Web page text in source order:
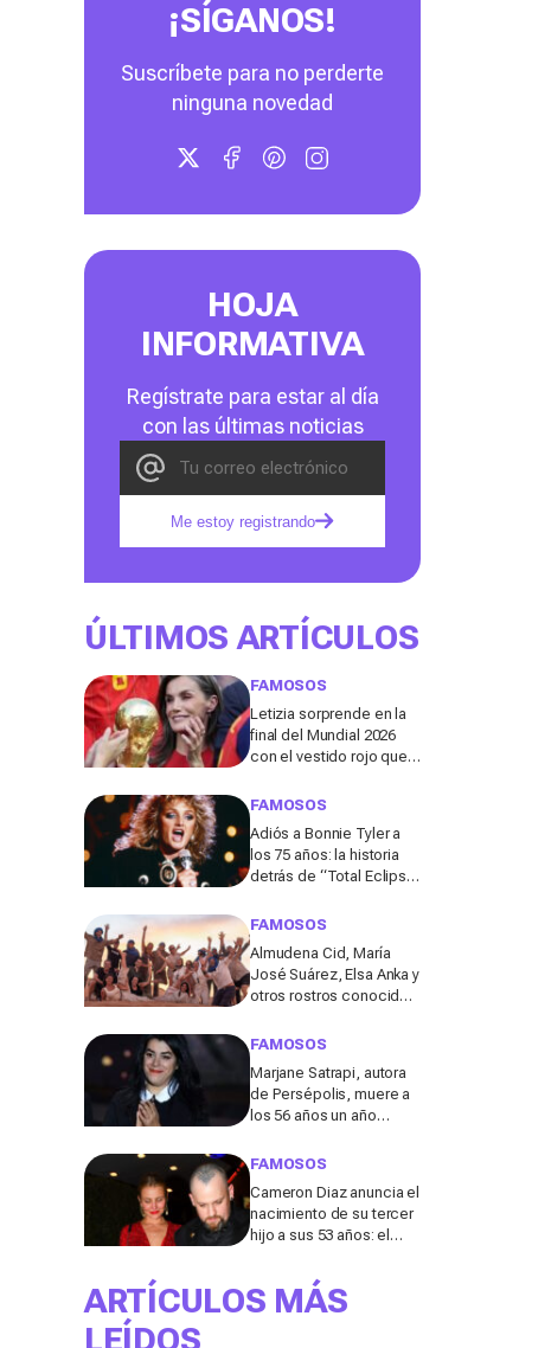
¡SÍGANOS!
Suscríbete para no perderte
ninguna novedad
HOJA
INFORMATIVA
Regístrate para estar al día
con las últimas noticias
Me estoy registrando
ÚLTIMOS ARTÍCULOS
FAMOSOS
Letizia sorprende en la
final del Mundial 2026
con el vestido rojo que
de los 50
FAMOSOS
Adiós a Bonnie Tyler a
los 75 años: la historia
detrás de “Total Eclipse
que la hizo eterna
FAMOSOS
Almudena Cid, María
José Suárez, Elsa Anka y
otros rostros conocidos
segunda edición de
Desierto'
FAMOSOS
Marjane Satrapi, autora
de Persépolis, muere a
los 56 años un año
de su marido
FAMOSOS
Cameron Diaz anuncia el
nacimiento de su tercer
hijo a sus 53 años: el
anuncio que todos
comentan
ARTÍCULOS MÁS